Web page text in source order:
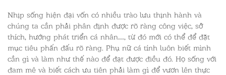
Nhịp sống hiện đại vốn có nhiều trào lưu thịnh hành và
chúng ta cần phải phân định được rõ ràng công việc, sở
thích, hướng phát triển cá nhân…, từ đó mới có thể để đặt
mục tiêu phấn đấu rõ ràng. Phụ nữ cá tính luôn biết mình
cần gì và làm như thế nào để đạt được điều đó. Họ sống với
đam mê và biết cách ưu tiên phải làm gì để vươn lên thực